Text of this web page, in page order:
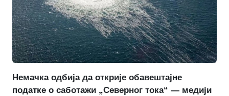
Немачка одбија да открије обавештајне
податке о саботажи „Северног тока“ — медији